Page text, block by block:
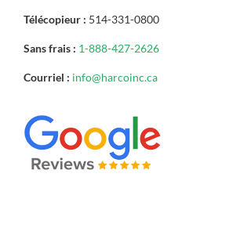
Télécopieur : 514-331-0800
Sans frais : 1-888-427-2626
Courriel : info@harcoinc.ca